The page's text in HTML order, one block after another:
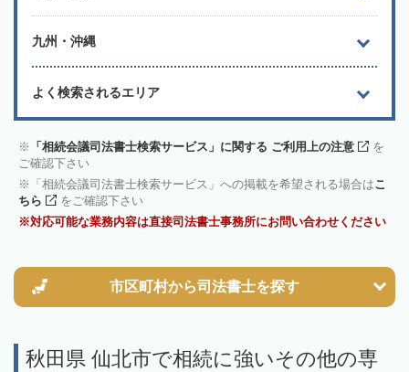
九州・沖縄
よく検索されるエリア
「相続会議司法書士検索サービス」に関する ご利用上の注意
を
ご確認下さい
「相続会議司法書士検索サービス」への掲載を希望される場合はこ
ちら
をご確認下さい
対応可能な業務内容は直接司法書士事務所にお問い合わせください
市区町村から司法書士を探す
秋田県 仙北市で相続に強いその他の専